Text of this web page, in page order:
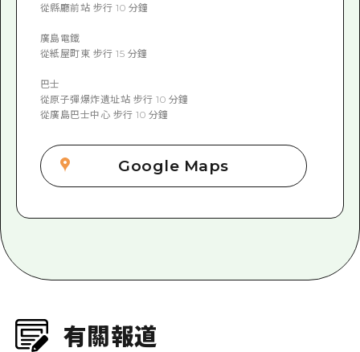
從縣廳前站 步行 10 分鐘
廣島電鐵
從紙屋町東 步行 15 分鐘
巴士
從原子彈爆炸遺址站 步行 10 分鐘
從廣島巴士中心 步行 10 分鐘
Google Maps
有關報道